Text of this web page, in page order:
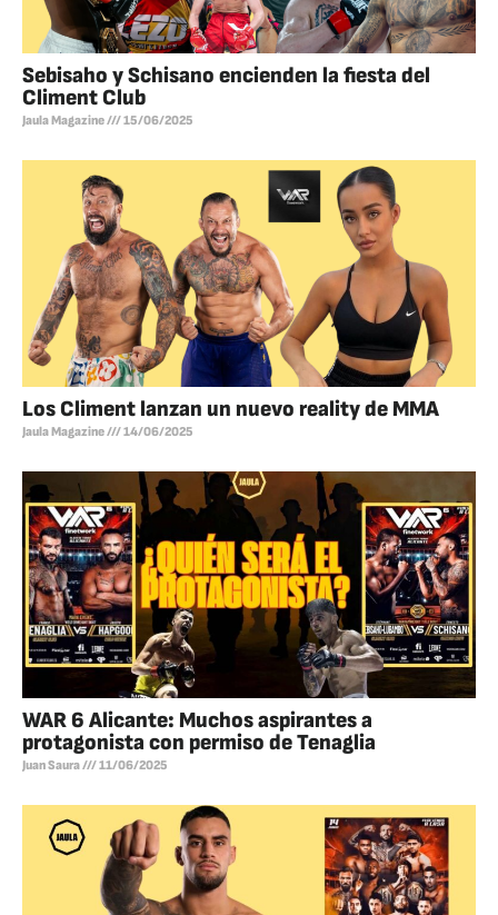
Sebisaho y Schisano encienden la fiesta del
Climent Club
Jaula Magazine 15/06/2025
Los Climent lanzan un nuevo reality de MMA
Jaula Magazine 14/06/2025
WAR 6 Alicante: Muchos aspirantes a
protagonista con permiso de Tenaglia
Juan Saura 11/06/2025